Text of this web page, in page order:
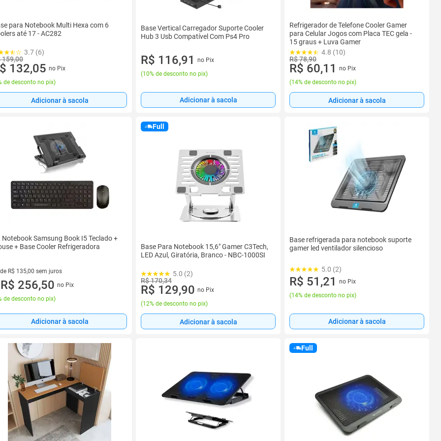
para Notebook Multi Hexa com 6
até 17 - AC282
3.7 (6)
159,00
132,05 no Pix
de desconto no pix)
Adicionar à sacola
Base Vertical Carregador Suporte Cooler
Hub 3 Usb Compatível Com Ps4 Pro
R$ 116,91
no Pix
(10% de desconto no pix)
Adicionar à sacola
Refrigerador de Telefone Cooler Gamer
para Celular Jogos com Placa TEC gela -
15 graus + Luva Gamer
4.8 (10)
R$ 78,90
R$ 60,11
no Pix
(14% de desconto no pix)
Adicionar à sacola
Notebook Samsung Book I5 Teclado +
+ Base Cooler Refrigeradora
R$ 135,00 sem juros
de R$ 135,00 sem juros
R$ 256,50 no Pix
de desconto no pix)
Adicionar à sacola
Full
Base Para Notebook 15,6" Gamer C3Tech,
LED Azul, Giratória, Branco - NBC-1000SI
5.0 (2)
R$ 170,34
R$ 129,90 no Pix
(12% de desconto no pix)
Adicionar à sacola
Base refrigerada para notebook suporte
gamer led ventilador silencioso
5.0 (2)
R$ 51,21
no Pix
(14% de desconto no pix)
Adicionar à sacola
Full